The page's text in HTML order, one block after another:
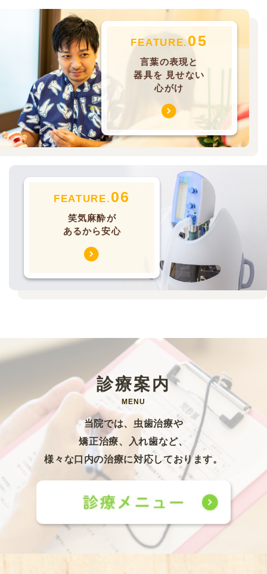
FEATURE. 05
言葉の表現と
器具を 見せない
心がけ
FEATURE. 06
笑気麻酔が
あるから安心
診療案内
MENU
当院では、虫歯治療や
矯正治療、入れ歯など、
様々な口内の治療に対応しております。